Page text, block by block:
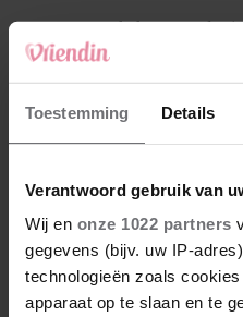
Toestemming Details
Verantwoord gebruik van
Wij en onze 1022 partners
gegevens (bijv. uw IP-
technologieën zoals
apparaat op te slaan en te
4 Makelaar Mandy:
Een foto. Mijn lijf
5 Makelaar Mandy:
Hij sprak eng kalm’